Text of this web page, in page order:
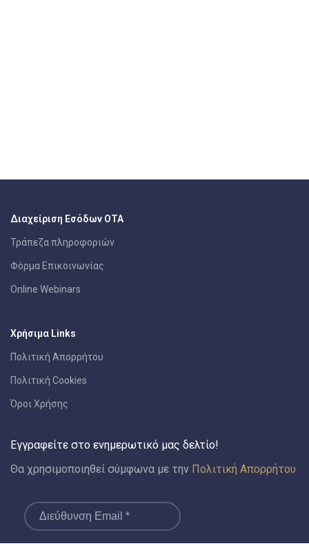
Διαχείριση Εσόδων ΟΤΑ
Τράπεζα πληροφοριών
Φόρμα Επικοινωνίας
Online Webinars
Χρήσιμα Links
Πολιτική Απορρήτου
Πολιτική Cookies
Όροι Χρήσης
Εγγραφείτε στο ενημερωτικό μας δελτίο!
Θα χρησιμοποιηθεί σύμφωνα με την Πολιτική Απορρήτου